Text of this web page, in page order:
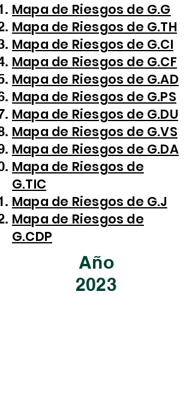
Mapa de Riesgos de G.G
Mapa de Riesgos de G.TH
Mapa de Riesgos de G.CI
Mapa de Riesgos de G.CF
Mapa de Riesgos de G.AD
Mapa de Riesgos de G.PS
Mapa de Riesgos de G.DU
Mapa de Riesgos de G.VS
Mapa de Riesgos de G.DA
Mapa de Riesgos de
G.TIC
Mapa de Riesgos de G.J
Mapa de Riesgos de
G.CDP
Año
2023